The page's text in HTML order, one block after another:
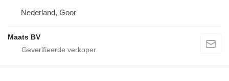
Nederland, Goor
Maats BV